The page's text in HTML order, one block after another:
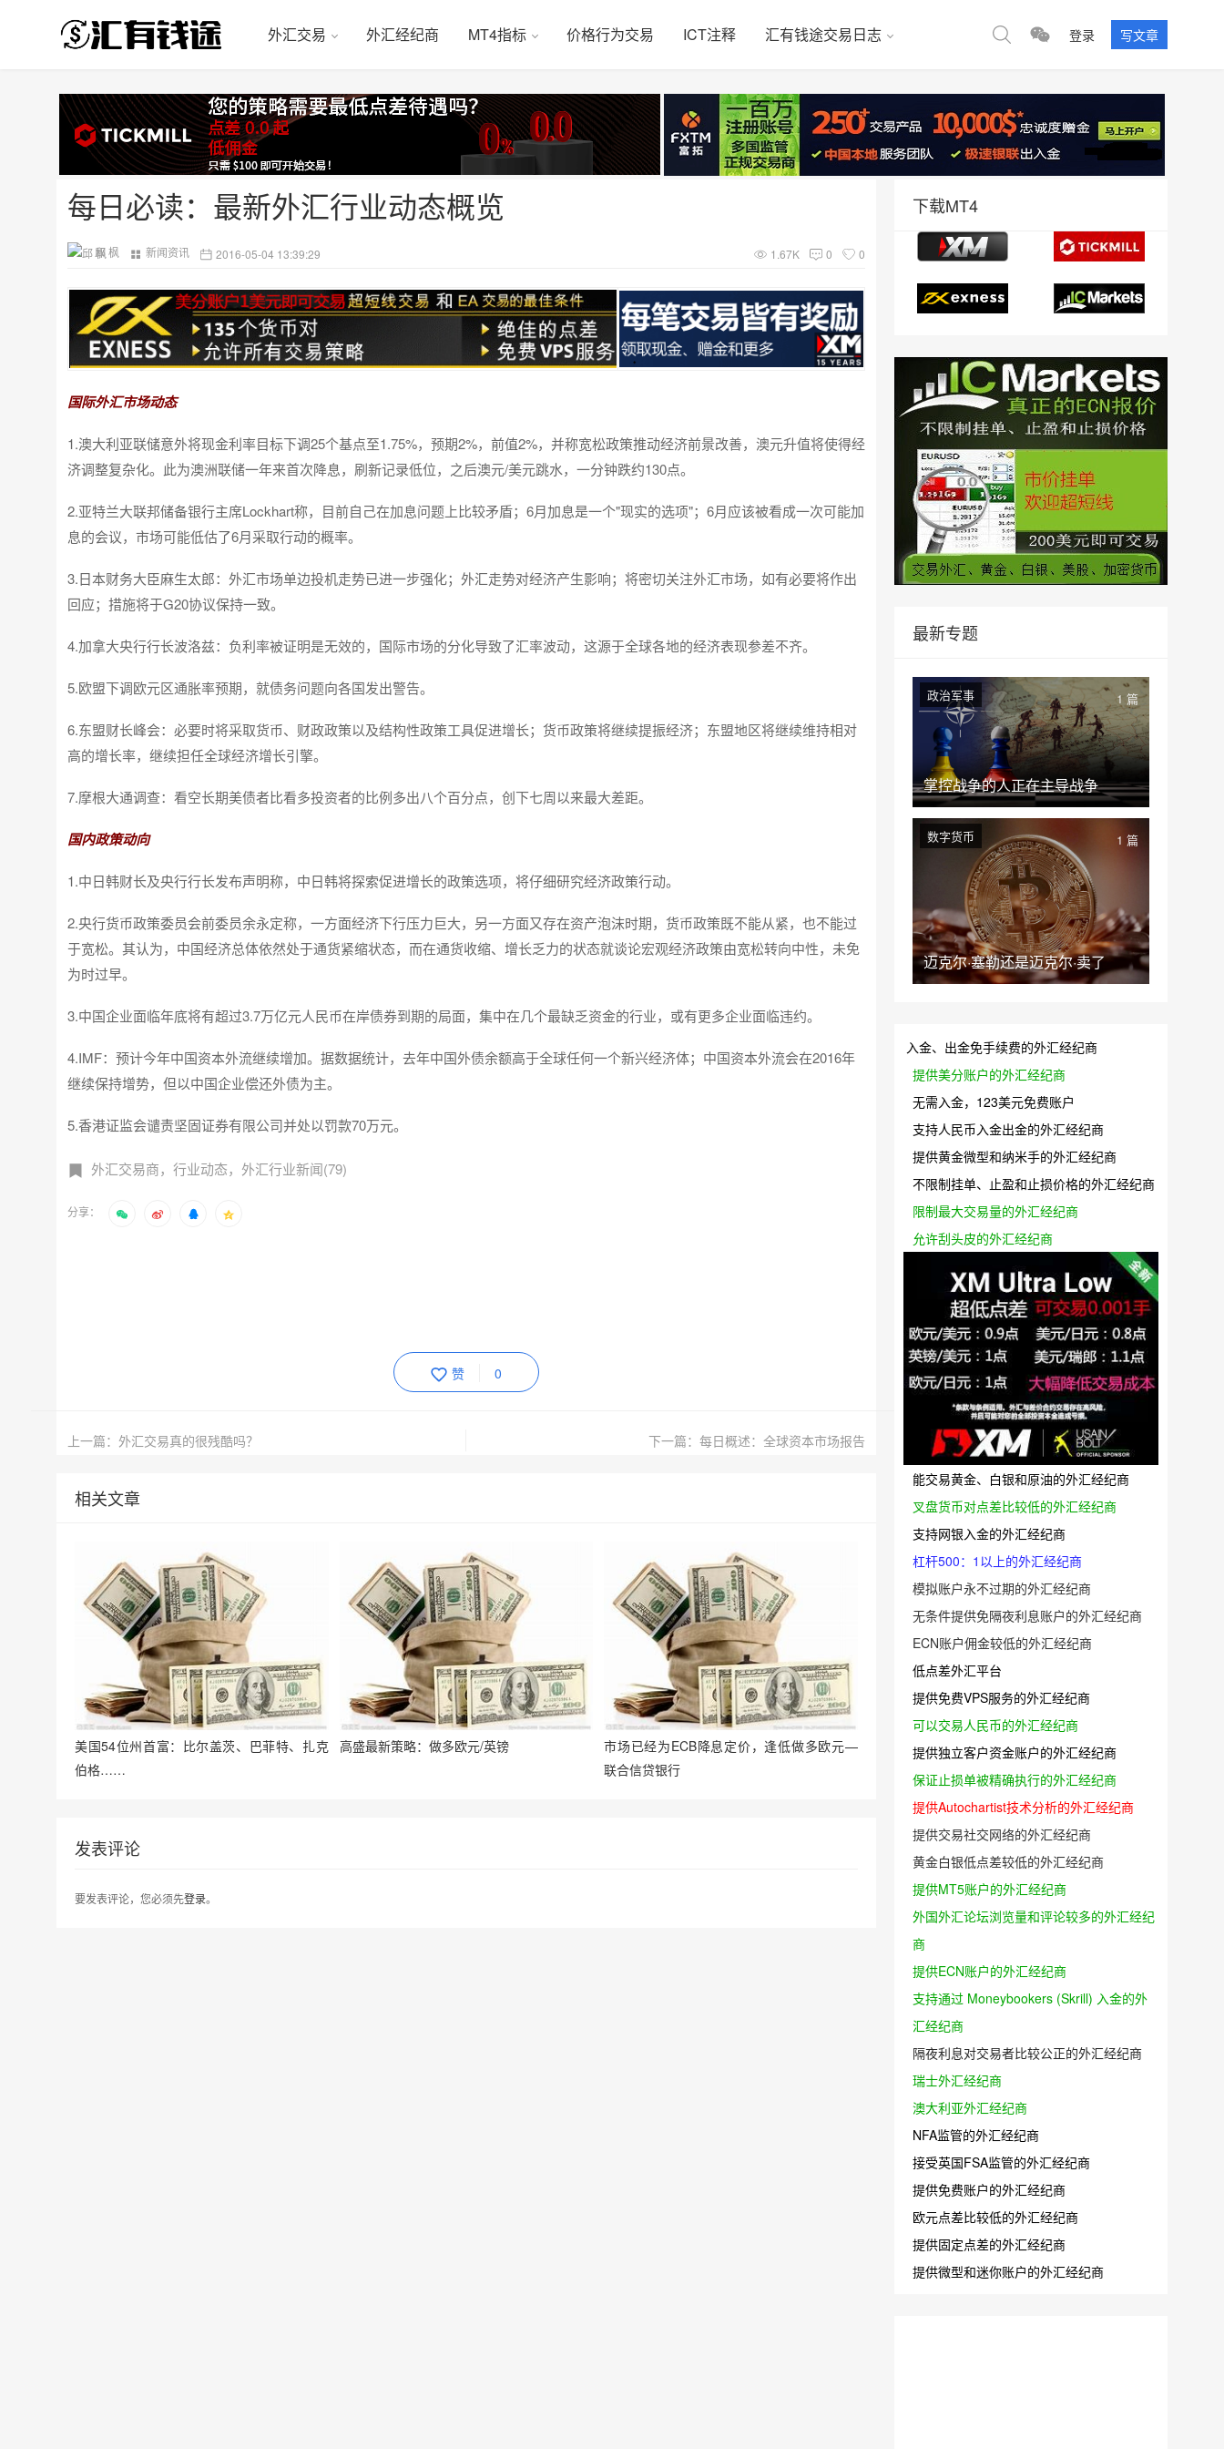
外汇交易 外汇经纪商 MT4指标 价格行为交易 ICT注释 汇有钱途交易日志 登录 写文章
每日必读：最新外汇行业动态概览
邱 枫 新闻资讯 2016-05-04 13:39:29 1.67K 0 0
国际外汇市场动态
1.澳大利亚联储意外将现金利率目标下调25个基点至1.75%，预期2%，前值2%，并称宽松政策推动经济前景改善，澳元升值将使得经
济调整复杂化。此为澳洲联储一年来首次降息，刷新记录低位，之后澳元/美元跳水，一分钟跌约130点。
2.亚特兰大联邦储备银行主席Lockhart称，目前自己在加息问题上比较矛盾；6月加息是一个"现实的选项"；6月应该被看成一次可能加
息的会议，市场可能低估了6月采取行动的概率。
3.日本财务大臣麻生太郎：外汇市场单边投机走势已进一步强化；外汇走势对经济产生影响；将密切关注外汇市场，如有必要将作出
回应；措施将于G20协议保持一致。
4.加拿大央行行长波洛兹：负利率被证明是无效的，国际市场的分化导致了汇率波动，这源于全球各地的经济表现参差不齐。
5.欧盟下调欧元区通胀率预期，就债务问题向各国发出警告。
6.东盟财长峰会：必要时将采取货币、财政政策以及结构性政策工具促进增长；货币政策将继续提振经济；东盟地区将继续维持相对
高的增长率，继续担任全球经济增长引擎。
7.摩根大通调查：看空长期美债者比看多投资者的比例多出八个百分点，创下七周以来最大差距。
国内政策动向
1.中日韩财长及央行行长发布声明称，中日韩将探索促进增长的政策选项，将仔细研究经济政策行动。
2.央行货币政策委员会前委员余永定称，一方面经济下行压力巨大，另一方面又存在资产泡沫时期，货币政策既不能从紧，也不能过
于宽松。其认为，中国经济总体依然处于通货紧缩状态，而在通货收缩、增长乏力的状态就谈论宏观经济政策由宽松转向中性，未免
为时过早。
3.中国企业面临年底将有超过3.7万亿元人民币在岸债券到期的局面，集中在几个最缺乏资金的行业，或有更多企业面临违约。
4.IMF：预计今年中国资本外流继续增加。据数据统计，去年中国外债余额高于全球任何一个新兴经济体；中国资本外流会在2016年
继续保持增势，但以中国企业偿还外债为主。
5.香港证监会谴责坚固证券有限公司并处以罚款70万元。
外汇交易商，行业动态，外汇行业新闻(79)
分享：
赞 0
上一篇：外汇交易真的很残酷吗？ 下一篇：每日概述：全球资本市场报告
相关文章
美国54位州首富：比尔盖茨、巴菲特、扎克
伯格……
高盛最新策略：做多欧元/英镑
市场已经为ECB降息定价，逢低做多欧元—
联合信贷银行
发表评论
要发表评论，您必须先登录。
下载MT4
最新专题
掌控战争的人正在主导战争
政治军事 1 篇
迈克尔·塞勒还是迈克尔·卖了
数字货币 1 篇
入金、出金免手续费的外汇经纪商
提供美分账户的外汇经纪商
无需入金，123美元免费账户
支持人民币入金出金的外汇经纪商
提供黄金微型和纳米手的外汇经纪商
不限制挂单、止盈和止损价格的外汇经纪商
限制最大交易量的外汇经纪商
允许刮头皮的外汇经纪商
能交易黄金、白银和原油的外汇经纪商
叉盘货币对点差比较低的外汇经纪商
支持网银入金的外汇经纪商
杠杆500：1以上的外汇经纪商
模拟账户永不过期的外汇经纪商
无条件提供免隔夜利息账户的外汇经纪商
ECN账户佣金较低的外汇经纪商
低点差外汇平台
提供免费VPS服务的外汇经纪商
可以交易人民币的外汇经纪商
提供独立客户资金账户的外汇经纪商
保证止损单被精确执行的外汇经纪商
提供Autochartist技术分析的外汇经纪商
提供交易社交网络的外汇经纪商
黄金白银低点差较低的外汇经纪商
提供MT5账户的外汇经纪商
外国外汇论坛浏览量和评论较多的外汇经纪
商
提供ECN账户的外汇经纪商
支持通过 Moneybookers (Skrill) 入金的外
汇经纪商
隔夜利息对交易者比较公正的外汇经纪商
瑞士外汇经纪商
澳大利亚外汇经纪商
NFA监管的外汇经纪商
接受英国FSA监管的外汇经纪商
提供免费账户的外汇经纪商
欧元点差比较低的外汇经纪商
提供固定点差的外汇经纪商
提供微型和迷你账户的外汇经纪商